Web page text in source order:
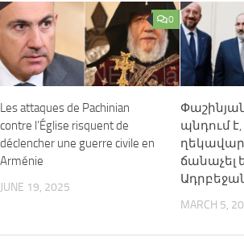
0
Les attaques de Pachinian
contre l’Église risquent de
déclencher une guerre civile en
Arménie
JUNE 19, 2025
պնդում
ճանաչել
MARCH 5,